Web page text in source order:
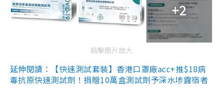
+2
點擊圖片放大
延伸閱讀：【快速測試套裝】香港口罩廠acc+推$18病
毒抗原快速測試劑！捐贈10萬盒測試劑予深水埗露宿者